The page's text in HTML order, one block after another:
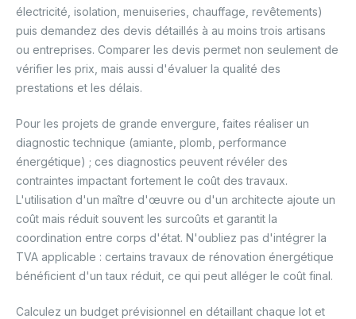
électricité, isolation, menuiseries, chauffage, revêtements)
puis demandez des devis détaillés à au moins trois artisans
ou entreprises. Comparer les devis permet non seulement de
vérifier les prix, mais aussi d'évaluer la qualité des
prestations et les délais.
Pour les projets de grande envergure, faites réaliser un
diagnostic technique (amiante, plomb, performance
énergétique) ; ces diagnostics peuvent révéler des
contraintes impactant fortement le coût des travaux.
L'utilisation d'un maître d'œuvre ou d'un architecte ajoute un
coût mais réduit souvent les surcoûts et garantit la
coordination entre corps d'état. N'oubliez pas d'intégrer la
TVA applicable : certains travaux de rénovation énergétique
bénéficient d'un taux réduit, ce qui peut alléger le coût final.
Calculez un budget prévisionnel en détaillant chaque lot et